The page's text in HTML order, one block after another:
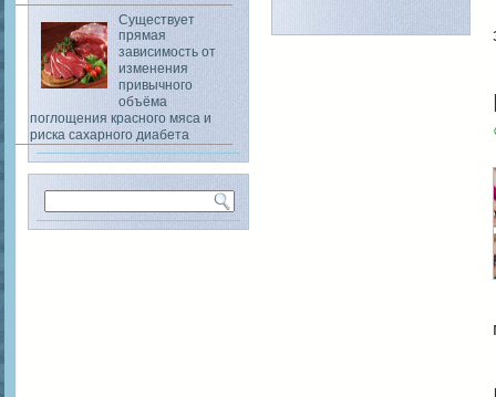
Существует
прямая
зависимость от
изменения
привычного
объёма
поглощения красного мяса и
риска сахарного диабета